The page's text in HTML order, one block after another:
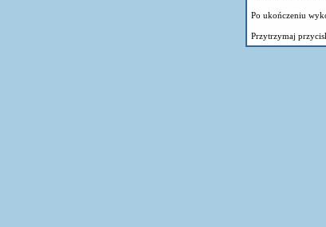
Po ukończeniu
Przytrzymaj